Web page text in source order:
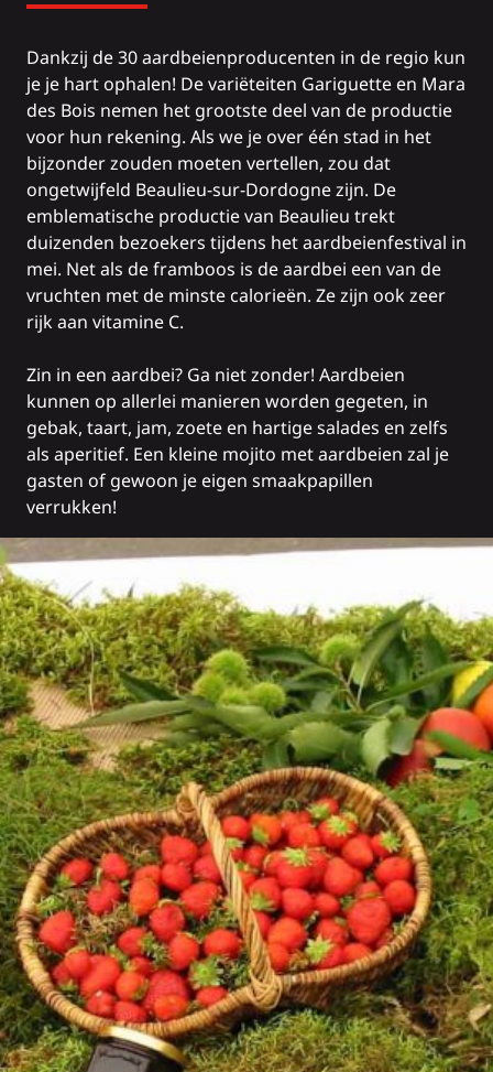
Dankzij de 30 aardbeienproducenten in de regio kun
je je hart ophalen! De variëteiten Gariguette en Mara
des Bois nemen het grootste deel van de productie
voor hun rekening. Als we je over één stad in het
bijzonder zouden moeten vertellen, zou dat
ongetwijfeld Beaulieu-sur-Dordognezijn. De
emblematische productie van Beaulieu trekt
duizenden bezoekers tijdens het aardbeienfestival in
mei. Net als de framboos is de aardbei een van de
vruchten met de minste calorieën. Ze zijn ook zeer
rijk aan vitamine C.
Zin in een aardbei? Ga niet zonder! Aardbeien
kunnen op allerlei manieren worden gegeten, in
gebak, taart, jam, zoete en hartige salades en zelfs
als aperitief. Een kleine mojito met aardbeien zal je
gasten of gewoon je eigen smaakpapillen
verrukken!